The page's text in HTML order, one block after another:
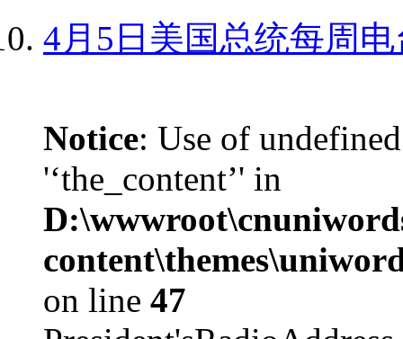
4月5日美国总统每周
Notice: Use of
'‘the_content’' in
on line 47